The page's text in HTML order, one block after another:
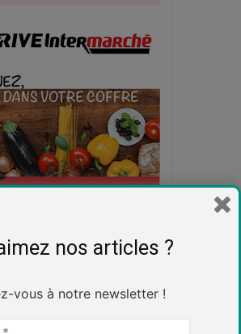
nos articles ?
vous à notre newsletter !